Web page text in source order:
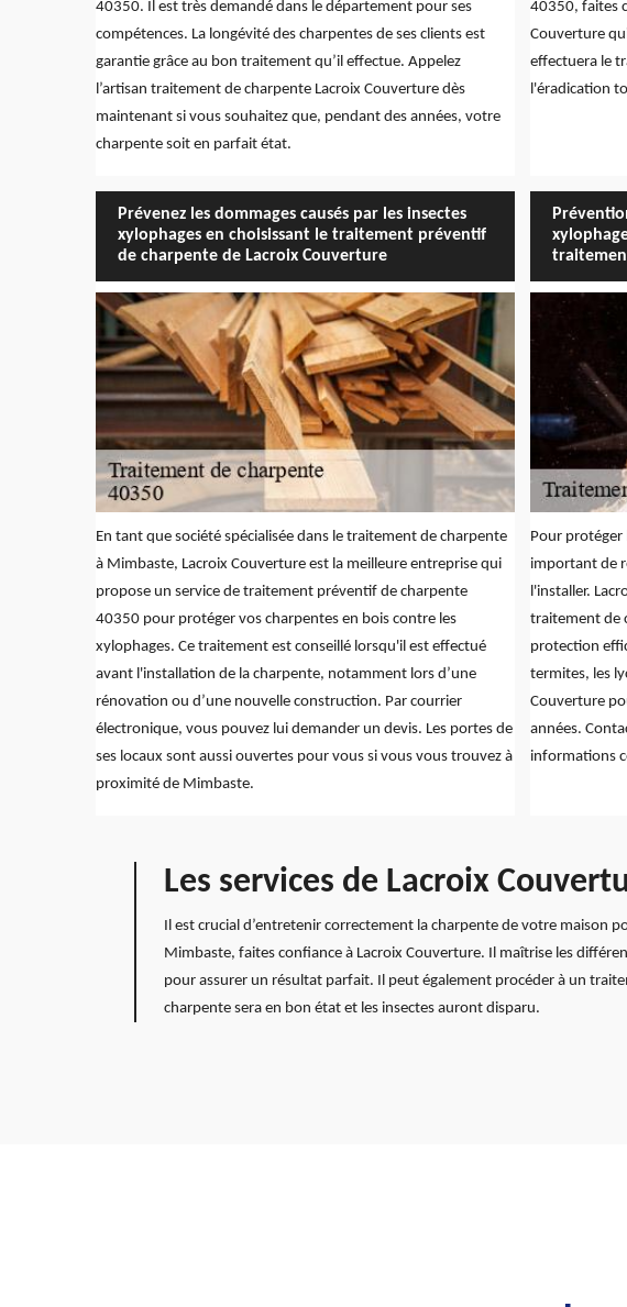
40350. Il est très demandé dans le département pour ses
compétences. La longévité des charpentes de ses clients est
garantie grâce au bon traitement qu’il effectue. Appelez
l’artisan traitement de charpente Lacroix Couverture dès
maintenant si vous souhaitez que, pendant des années, votre
charpente soit en parfait état.
40350, faites
Couverture
effectuera le
l'éradication
Prévenez les dommages causés par les insectes
xylophages en choisissant le traitement préventif
de charpente de Lacroix Couverture
En tant que société spécialisée dans le traitement de charpente
à Mimbaste, Lacroix Couverture est la meilleure entreprise qui
propose un service de traitement préventif de charpente
40350 pour protéger vos charpentes en bois contre les
xylophages. Ce traitement est conseillé lorsqu'il est effectué
avant l'installation de la charpente, notamment lors d’une
rénovation ou d’une nouvelle construction. Par courrier
électronique, vous pouvez lui demander un devis. Les portes de
ses locaux sont aussi ouvertes pour vous si vous vous trouvez à
proximité de Mimbaste.
Pour protéger
important de
l'installer.
traitement de
protection
termites, les
Couverture
années.
informations
Les services de Lacroix
Il est crucial d’entretenir correctement la charpente de votre maison
Mimbaste, faites confiance à Lacroix Couverture. Il maîtrise les
pour assurer un résultat parfait. Il peut également procéder à un
charpente sera en bon état et les insectes auront disparu.